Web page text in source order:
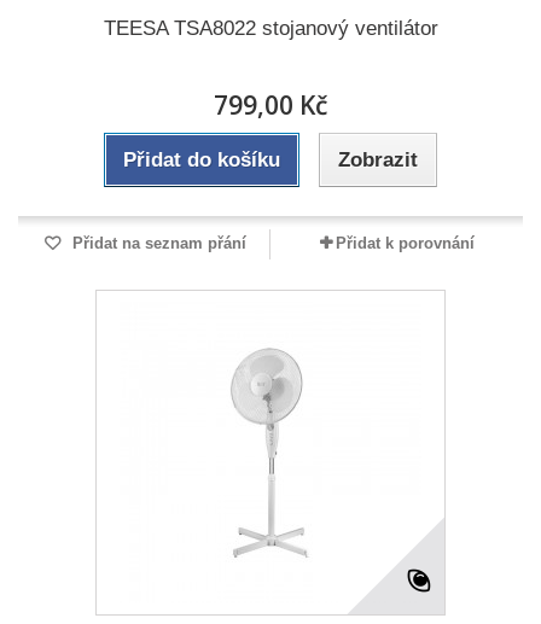
TEESA TSA8022 stojanový ventilátor
799,00 Kč
Přidat do košíku Zobrazit
Přidat na seznam přání Přidat k porovnání